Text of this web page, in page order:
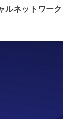
ルネットワーク